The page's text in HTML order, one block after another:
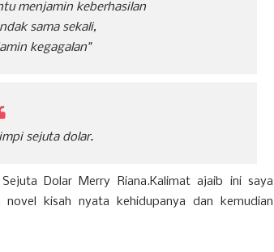
menjamin keberhasilan
sama sekali,
kegagalan"
sejuta dolar.
Dolar Merry Riana.Kalimat ajaib ini saya
kisah nyata kehidupanya dan kemudian